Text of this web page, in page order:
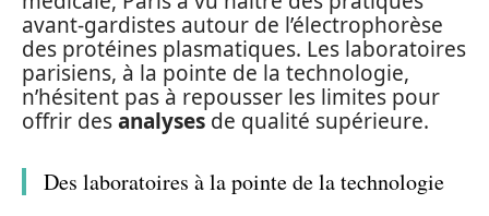
avant-gardistes autour de l’électrophorèse
des protéines plasmatiques. Les laboratoires
parisiens, à la pointe de la technologie,
n’hésitent pas à repousser les limites pour
offrir desanalyses de qualité supérieure.
Des laboratoires à la pointe de la technologie